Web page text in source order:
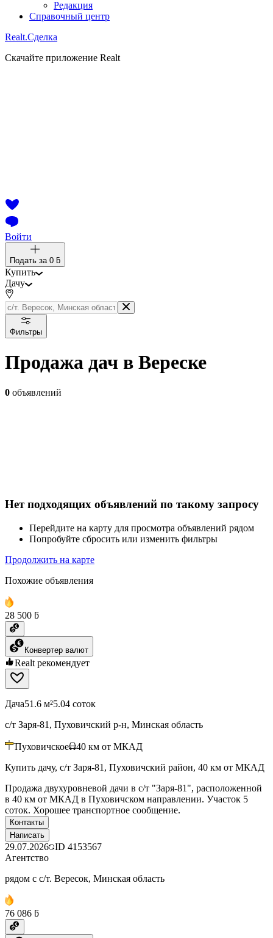
Редакция
Справочный центр
Realt.Сделка
Скачайте приложение Realt
Войти
Подать за 0 ƃ
Купить
Дачу
Фильтры
Продажа дач в Вереске
0 объявлений
Нет подходящих объявлений по такому запросу
Перейдите на карту для просмотра объявлений рядом
Попробуйте сбросить или изменить фильтры
Продолжить на карте
Похожие объявления
28 500 ƃ
Конвертер валют
Realt рекомендует
Дача51.6 м²5.04 соток
с/т Заря-81, Пуховичский р-н, Минская область
Пуховичское 40 км от МКАД
Купить дачу, с/т Заря-81, Пуховичский район, 40 км от МКАД
Продажа двухуровневой дачи в с/т "Заря-81", расположенной
в 40 км от МКАД в Пуховичском направлении. Участок 5
соток. Хорошее транспортное сообщение.
Контакты
Написать
29.07.2026 ID 4153567
Агентство
рядом с с/т. Вересок, Минская область
76 086 ƃ